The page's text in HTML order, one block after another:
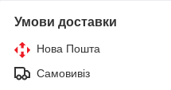
Умови доставки
Нова Пошта
Самовивіз